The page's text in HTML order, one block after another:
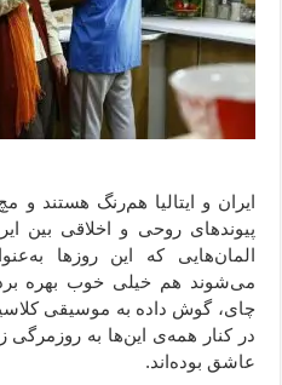
ایران و ایتالیا هم‌رنگ هستند و
پیوندهای روحی و اخلاقی بین
المان‌هایی که این روزها
می‌شوند هم خیلی خوب بهره
چای، گوش داده به موسیقی
در کنار همه‌ی این‌ها به
عاشق بوده‌اند.